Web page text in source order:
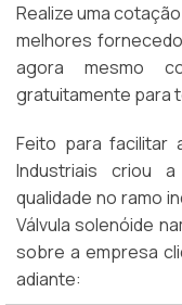
Realize uma
melhores
agora mesmo
gratuitamente para
Feito para facilitar
Industriais criou
qualidade no ramo
Válvula solenóide
sobre a empresa
adiante: